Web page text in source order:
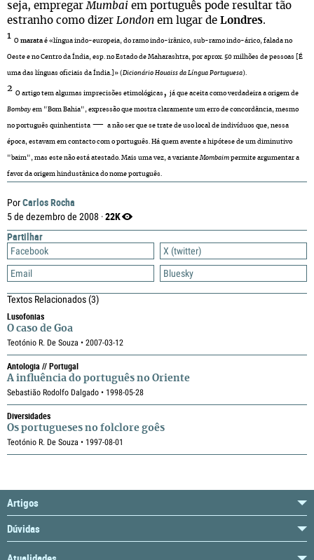
PorCarlos Rocha
5 de dezembro de 2008 ·22K
Partilhar
Facebook
X (twitter)
Email
Bluesky
Textos Relacionados(3)
Lusofonias
O caso de Goa
Teotónio R. De Souza • 2007-03-12
Antologia // Portugal
A influência do português no Oriente
Sebastião Rodolfo Dalgado • 1998-05-28
Diversidades
Os portugueses no folclore goês
Teotónio R. De Souza • 1997-08-01
seja, empregarMumbai em português pode resultar tão
estranho como dizer London em lugar de Londres.
1
O marata é «língua indo-europeia, do ramo indo-irânico, sub-ramo indo-árico, falada no
Oeste e no Centro da Índia, esp. no Estado de Maharashtra, por aprox. 50 milhões de pessoas [É
uma das línguas oficiais da Índia.]» ( Dicionário Houaiss da Língua Portuguesa).
2
O artigo tem algumas imprecisões etimológicas , já que aceita como verdadeira a origem de
Bombay em "Bom Bahia", expressão que mostra claramente um erro de concordância, mesmo
no português quinhentista — a não ser que se trate de uso local de indivíduos que, nessa
época, estavam em contacto com o português. Há quem avente a hipótese de um diminutivo
"baim", mas este não está atestado. Mais uma vez, a varianteMombaim permite argumentar a
favor da origem hindustânica do nome português.
Artigos
Dúvidas